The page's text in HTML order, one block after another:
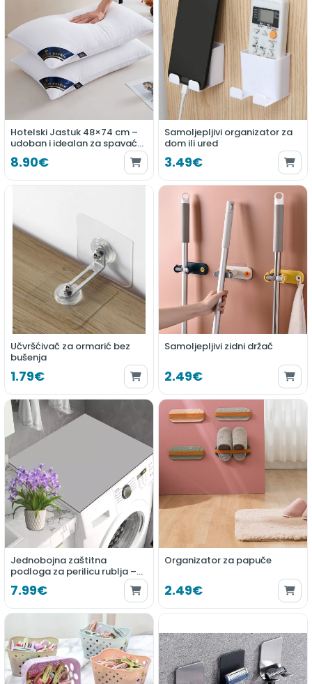
Hotelski Jastuk 48×74 cm –
udoban i idealan za spavaću
sobu
8.90€
Samoljepljivi organizator za
dom ili ured
3.49€
Učvršćivač za ormarić bez
bušenja
1.79€
Samoljepljivi zidni držač
2.49€
Jednobojna zaštitna
podloga za perilicu rublja –
upijajuća, mekana i izdržljiva
7.99€
Organizator za papuče
2.49€